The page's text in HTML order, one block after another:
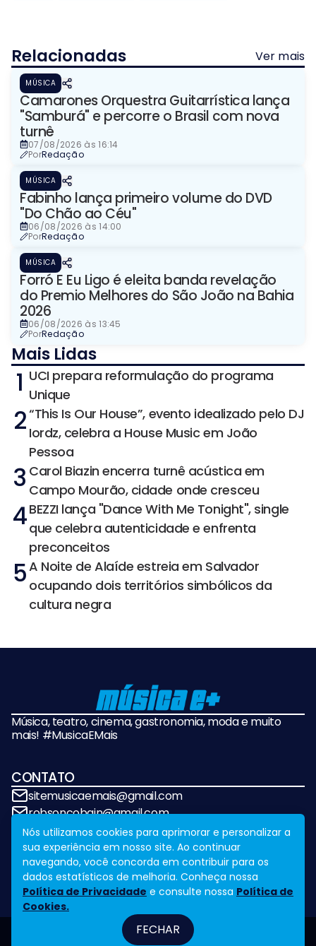
Relacionadas Ver mais
MÚSICA
Camarones Orquestra Guitarrística lança
"Samburá" e percorre o Brasil com nova
turnê
07/08/2026 às 16:14
PorRedação
MÚSICA
Fabinho lança primeiro volume do DVD
"Do Chão ao Céu"
06/08/2026 às 14:00
PorRedação
MÚSICA
Forró E Eu Ligo é eleita banda revelação
do Premio Melhores do São João na Bahia
2026
06/08/2026 às 13:45
PorRedação
Mais Lidas
1 UCI prepara reformulação do programa
Unique
2“This Is Our House”, evento idealizado pelo DJ
Iordz, celebra a House Music em João
Pessoa
3 Carol Biazin encerra turnê acústica em
Campo Mourão, cidade onde cresceu
4BEZZI lança "Dance With Me Tonight", single
que celebra autenticidade e enfrenta
preconceitos
5A Noite de Alaíde estreia em Salvador
ocupando dois territórios simbólicos da
cultura negra
Música, teatro, cinema, gastronomia, moda e muito
mais! #MusicaEMais
CONTATO
sitemusicaemais@gmail.com
robsoncobain@gmail.com
REDES SOCIAIS
Fale ConoscoLegal
Nós utilizamos cookies para aprimorar e personalizar a
sua experiência em nosso site. Ao continuar
navegando, você concorda em contribuir para os
dados estatísticos de melhoria. Conheça nossa
Política de Privacidade e consulte nossa Política de
Cookies.
FECHAR